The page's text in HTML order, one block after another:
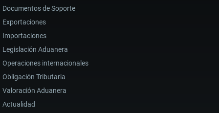
Documentos de Soporte
Exportaciones
Importaciones
Legislación Aduanera
Operaciones internacionales
Obligación Tributaria
Valoración Aduanera
Actualidad